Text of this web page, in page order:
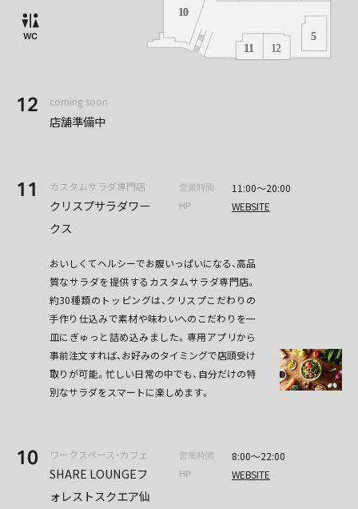
12 coming soon
店舗準備中
11 カスタムサラダ専門店
クリスプサラダワー
クス
営業時間 11:00～20:00
HP WEBSITE
おいしくてヘルシーでお腹いっぱいになる、高品
質なサラダを提供するカスタムサラダ専門店。
約30種類のトッピングは、クリスプこだわりの
手作り仕込みで素材や味わいへのこだわりを一
皿にぎゅっと詰め込みました。専用アプリから
事前注文すれば、お好みのタイミングで店頭受け
取りが可能。忙しい日常の中でも、自分だけの特
別なサラダをスマートに楽しめます。
10 ワークスペース・カフェ
SHARE LOUNGEフ
ォレストスクエア仙
営業時間 8:00〜22:00
HP WEBSITE